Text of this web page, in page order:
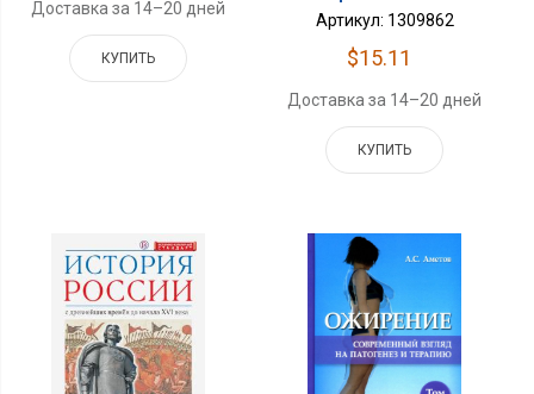
Доставка за 14–20 дней
КУПИТЬ
Артикул: 1309862
$15.11
Доставка за 14–20 дней
КУПИТЬ